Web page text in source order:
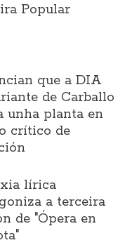
Popular
que a DIA
de Carballo
unha planta en
crítico de
lírica
a terceira
de "Ópera en